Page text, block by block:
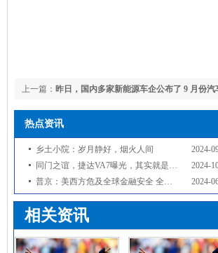
上一篇： 昨日，国内多家新能源车企公布了 9 月份汽
付情况。 · 理想汽车
热点资讯
2024-
乡土小院：岁月静好，烟火人间
2024-
同门之谊，捷达VA7曝光，其实就是换标速腾
2024-
普京：美西方危及全球金融安全 全球对西方国家货币不信任度上升
相关资讯